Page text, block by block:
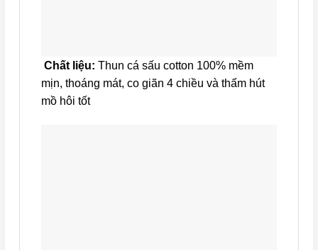
Chất liệu: Thun cá sấu cotton 100% mềm
mịn, thoáng mát, co giãn 4 chiều và thấm hút
mồ hôi tốt